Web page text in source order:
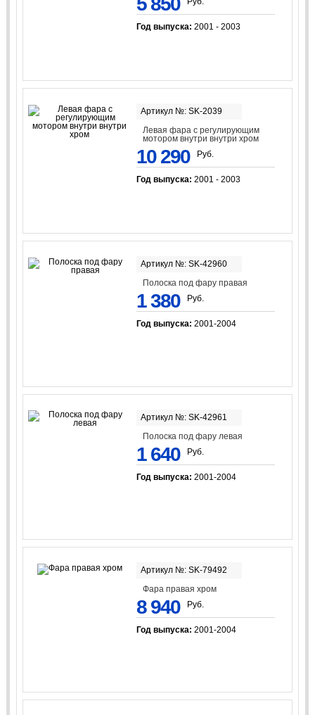
Год выпуска: 2001 - 2003
Артикул №: SK-2039
Левая фара с регулирующим
мотором внутри внутри хром
10 290 Руб.
Год выпуска: 2001 - 2003
Артикул №: SK-42960
Полоска под фару правая
1 380 Руб.
Год выпуска: 2001-2004
Артикул №: SK-42961
Полоска под фару левая
1 640 Руб.
Год выпуска: 2001-2004
Артикул №: SK-79492
Фара правая хром
8 940 Руб.
Год выпуска: 2001-2004